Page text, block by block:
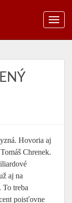
Hovoria aj
Chrenek.
aj na
To treba
poisťovne